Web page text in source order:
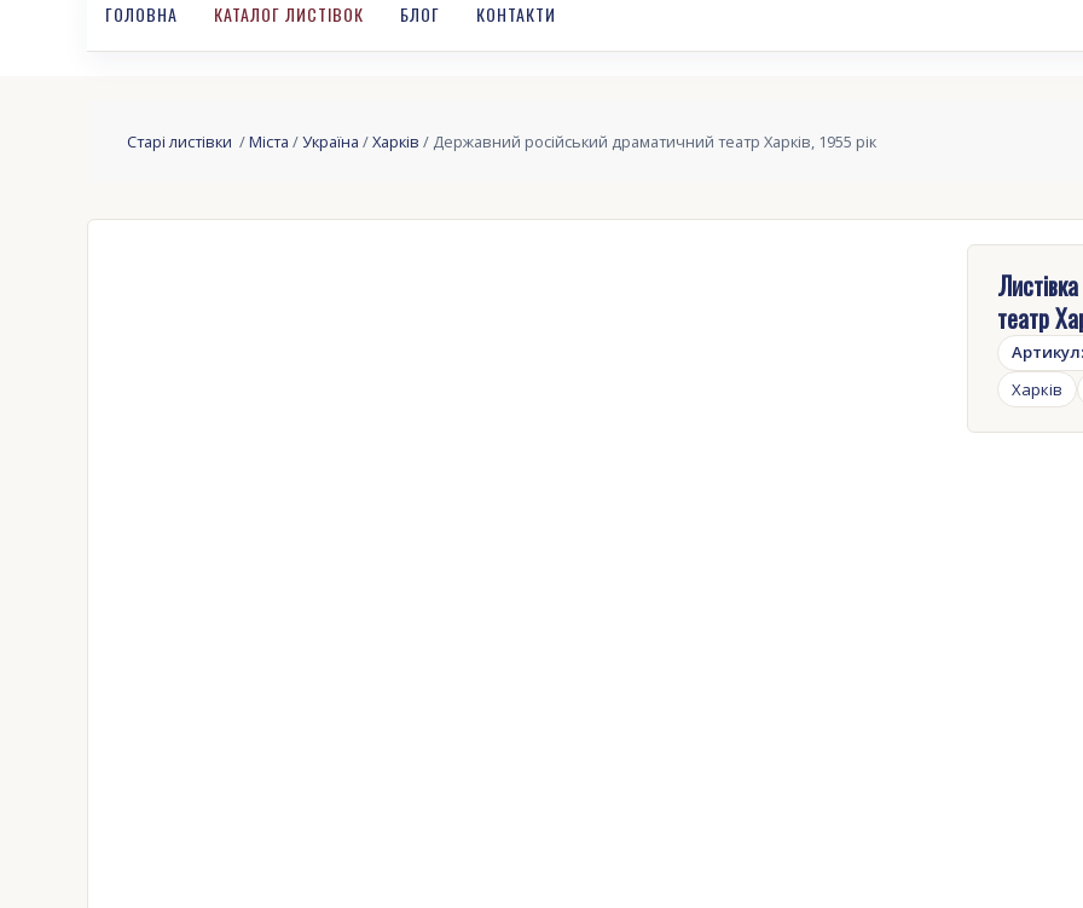
ГОЛОВНА КАТАЛОГ ЛИСТІВОК БЛОГ КОНТАКТИ
Старі листівки /Міста /Україна /Харків / Державний російський драматичний театр Харків, 1955 рік
театр
Артикул:
Харків